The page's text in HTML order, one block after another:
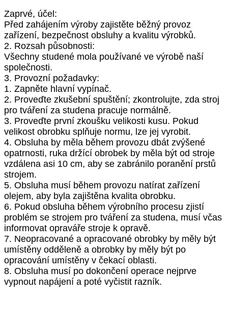
Zaprvé, účel:
Před zahájením výroby zajistěte běžný provoz
zařízení, bezpečnost obsluhy a kvalitu výrobků.
2. Rozsah působnosti:
Všechny studené mola používané ve výrobě naší
společnosti.
3. Provozní požadavky:
1. Zapněte hlavní vypínač.
2. Proveďte zkušební spuštění; zkontrolujte, zda stroj
pro tváření za studena pracuje normálně.
3. Proveďte první zkoušku velikosti kusu. Pokud
velikost obrobku splňuje normu, lze jej vyrobit.
4. Obsluha by měla během provozu dbát zvýšené
opatrnosti, ruka držící obrobek by měla být od stroje
vzdálena asi 10 cm, aby se zabránilo poranění prstů
strojem.
5. Obsluha musí během provozu natírat zařízení
olejem, aby byla zajištěna kvalita obrobku.
6. Pokud obsluha během výrobního procesu zjistí
problém se strojem pro tváření za studena, musí včas
informovat opraváře stroje k opravě.
7. Neopracované a opracované obrobky by měly být
umístěny odděleně a obrobky by měly být po
opracování umístěny v čekací oblasti.
8. Obsluha musí po dokončení operace nejprve
vypnout napájení a poté vyčistit razník.